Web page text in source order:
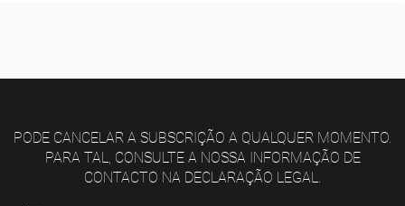
PODE CANCELAR A SUBSCRIÇÃO A QUALQUER MOMENTO.
PARA TAL, CONSULTE A NOSSA INFORMAÇÃO DE
CONTACTO NA DECLARAÇÃO LEGAL.